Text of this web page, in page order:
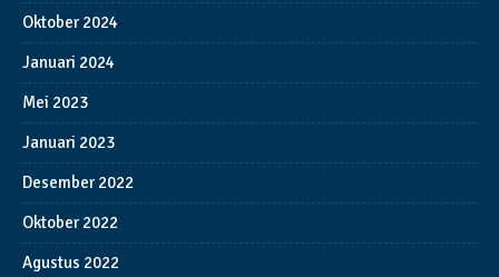
Oktober 2024
Januari 2024
Mei 2023
Januari 2023
Desember 2022
Oktober 2022
Agustus 2022